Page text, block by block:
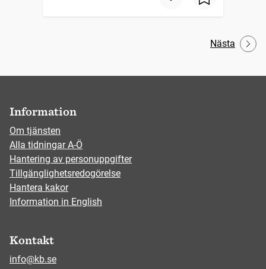
Nästa
Information
Om tjänsten
Alla tidningar A-Ö
Hantering av personuppgifter
Tillgänglighetsredogörelse
Hantera kakor
Information in English
Kontakt
info@kb.se